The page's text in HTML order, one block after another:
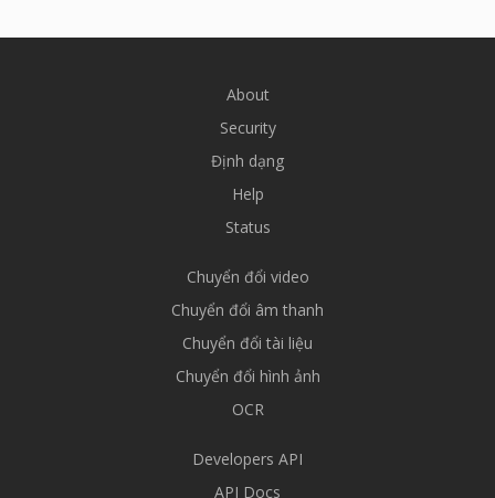
About
Security
Định dạng
Help
Status
Chuyển đổi video
Chuyển đổi âm thanh
Chuyển đổi tài liệu
Chuyển đổi hình ảnh
OCR
Developers API
API Docs